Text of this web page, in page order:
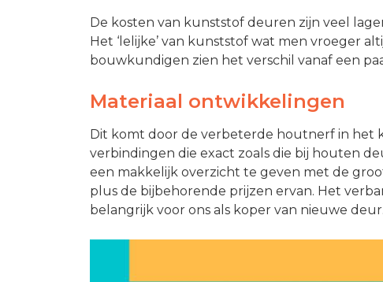
De kosten van kunststof deuren zijn veel
Het ‘lelijke’ van kunststof wat men vroeger
bouwkundigen zien het verschil vanaf een
Materiaal ontwikkelingen
Dit komt door de verbeterde houtnerf in het
verbindingen die exact zoals die bij houten
een makkelijk overzicht te geven met de
plus de bijbehorende prijzen ervan. Het
belangrijk voor ons als koper van nieuwe deur.